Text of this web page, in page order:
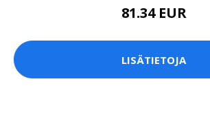
81.34 EUR
LISÄTIETOJA